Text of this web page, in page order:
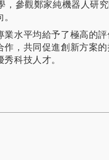
參觀鄭家純機器人研
水平均給予了極高的
，共同促進創新方案
科技人才。